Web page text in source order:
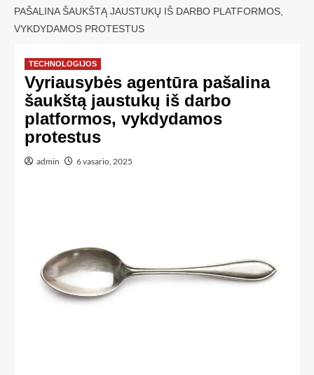
PAŠALINA ŠAUKŠTĄ JAUSTUKŲ IŠ DARBO PLATFORMOS,
VYKDYDAMOS PROTESTUS
TECHNOLOGIJOS
Vyriausybės agentūra pašalina
šaukštą jaustukų iš darbo
platformos, vykdydamos
protestus
admin 6 vasario, 2025